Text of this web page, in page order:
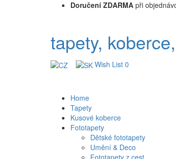
Doručení ZDARMA při
tapety,
Wish List 0
Home
Tapety
Kusové koberce
Fototapety
Dětské fototapety
Umění & Deco